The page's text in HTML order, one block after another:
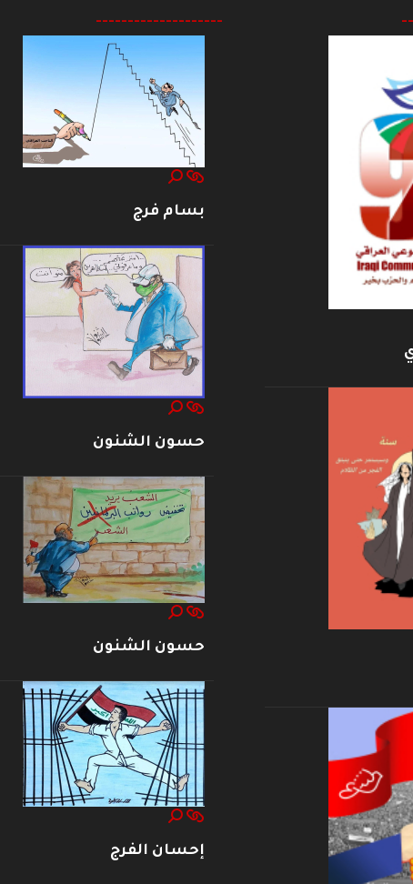
--------------------
بسام فرج
حسون الشنون
حسون الشنون
إحسان الفرج